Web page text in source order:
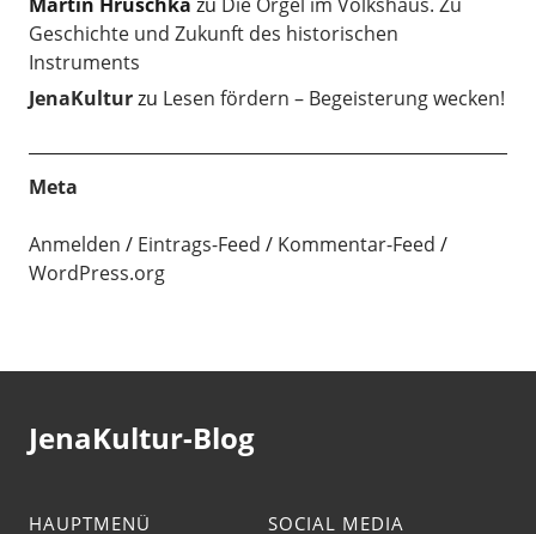
Geschichte und Zukunft des historischen
Instruments
JenaKulturzu Lesen fördern – Begeisterung wecken!
Meta
Anmelden Eintrags-Feed
Kommentar-Feed
WordPress.org
JenaKultur-Blog
HAUPTMENÜ SOCIAL MEDIA